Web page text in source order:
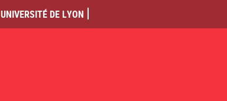
UNIVERSITÉ DE LYON